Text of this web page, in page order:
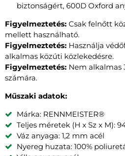
biztonságért, 600D Oxford
Figyelmeztetés: Csak felnőtt
mellett használható.
Figyelmeztetés: Használja
alkalmas közúti közlekedésre.
Figyelmeztetés: Nem alkalmas
számára.
Műszaki adatok:
Márka: RENNMEISTER®
Teljes méretek (H x Sz x M):
Váz anyaga: 1,2 mm acél
Nyereg huzata: 100%